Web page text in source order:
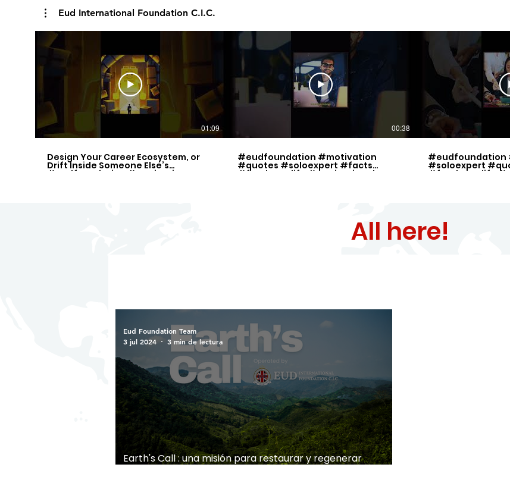
Eud International Foundation C.I.C.
01:09
Design Your Career Ecosystem, or
Drift Inside Someone Else’s
#eudfoundation #motivation
00:38
#eudfoundation #motivation
#quotes #soloexpert #facts
#freelancelife #motivational
#eudfoundation
#soloexpert
#freelancelife
All here!
Earth's Call : una misión para restaurar y regenerar
Eud Foundation Team
3 jul 2024
3 min de lectura